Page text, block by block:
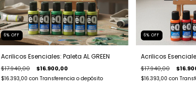
6% OFF
Acrilicos Esenciales: Paleta AL GREEN
$17.940,00 $16.900,00
$16.393,00 con Transferencia o depósito
6% OFF
Acrilicos
$17.940,00
$16.393,00 con